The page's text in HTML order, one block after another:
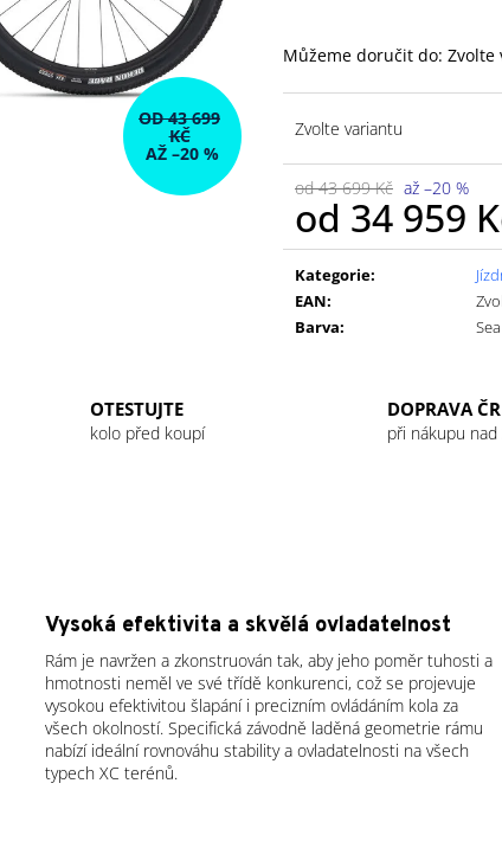
Můžeme doručit do: Zvolte
Zvolte variantu
od 43 699 Kč až –20 %
od 34 959
Měrná
cena:
Kategorie:
EAN:
Barva:
OD 43 699
KČ
AŽ –20 %
OTESTUJTE
kolo před koupí
DOPRAVA
při nákupu nad
Vysoká efektivita a skvělá ovladatelnost
Rám je navržen a zkonstruován tak, aby jeho poměr tuhosti a
hmotnosti neměl ve své třídě konkurenci, což se projevuje
vysokou efektivitou šlapání i precizním ovládáním kola za
všech okolností. Specifická závodně laděná geometrie rámu
nabízí ideální rovnováhu stability a ovladatelnosti na všech
typech XC terénů.
GU ENERGY GEL 32G JET BLACKBERRY
49 Kč
49 Kč